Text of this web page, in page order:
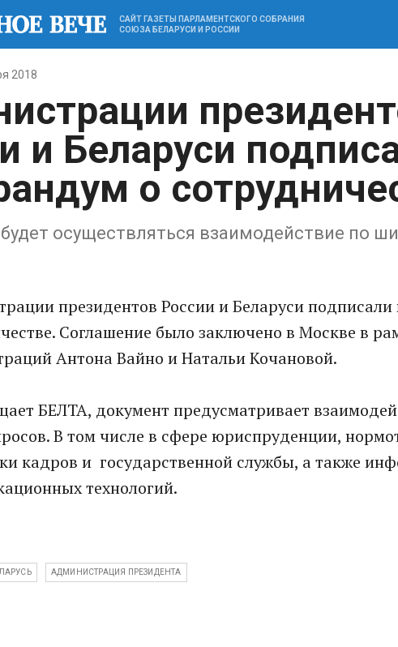
САЙТ ГАЗЕТЫ ПАРЛАМЕНТСКОГО СОБРАНИЯ
СОЮЗА БЕЛАРУСИ И РОССИИ
2018
и Беларуси
о
осуществляться взаимодействие по
президентов России и Беларуси
Соглашение было заключено в Москве в
Антона Вайно и Натальи Кочановой.
БЕЛТА, документ предусматривает
В том числе в сфере юриспруденции,
кадров и государственной службы, а также
технологий.
АДМИНИСТРАЦИЯ ПРЕЗИДЕНТА